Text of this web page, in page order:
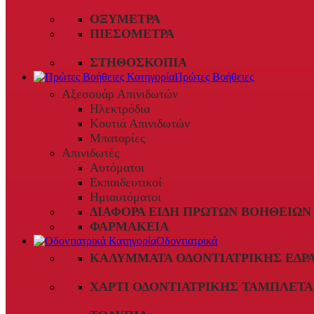
ΟΞΎΜΕΤΡΑ
ΠΙΕΣΌΜΕΤΡΑ
ΣΤΗΘΟΣΚΌΠΙΑ
Πρώτες Βοήθειες
Αξεσουάρ Απινιδωτών
Ηλεκτρόδια
Κουτιά Απινιδωτών
Μπαταρίες
Απινιδωτές
Αυτόματοι
Εκπαιδευτικοί
Ημιαυτόματοι
ΔΙΆΦΟΡΑ ΕΊΔΗ ΠΡΏΤΩΝ ΒΟΗΘΕΙΏΝ
ΦΑΡΜΑΚΕΊΑ
Οδοντιατρικά
ΚΑΛΎΜΜΑΤΑ ΟΔΟΝΤΙΑΤΡΙΚΉΣ
ΧΑΡΤΊ ΟΔΟΝΤΙΑΤΡΙΚΉΣ